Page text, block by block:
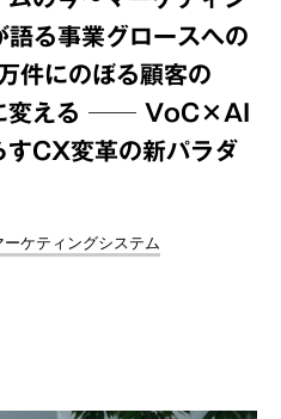
る事業グロースへの
件にのぼる顧客の
に変える ── VoC×AI
すCX変革の新パラダ
ーケティングシステム